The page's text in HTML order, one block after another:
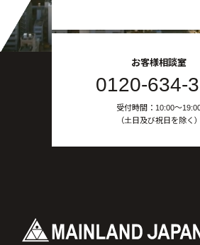
お客様相談室
0120-634-
受付時間：10:00〜
（土日及び祝日を除く）